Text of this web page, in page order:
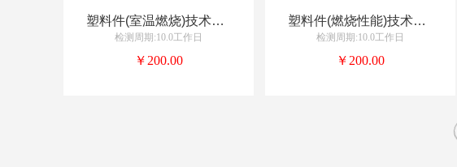
塑料件(室温燃烧)技术服务
检测周期:10.0工作日
￥200.00
塑料件(燃烧性能)技术服务
检测周期:10.0工作日
￥200.00